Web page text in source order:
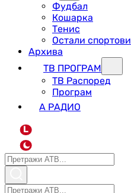
Фудбал
Кошарка
Тенис
Остали спортови
Архива
ТВ ПРОГРАМ
ТВ Распоред
Програм
А РАДИО
L